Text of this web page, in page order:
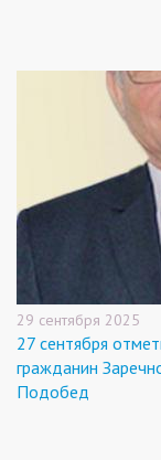
29 сентября 2025
27 сентября
гражданин
Подобед